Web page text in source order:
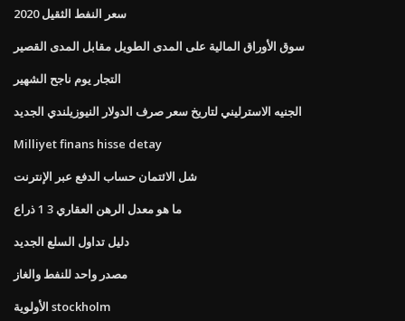
سعر النفط الثقيل 2020
سوق الأوراق المالية على المدى الطويل مقابل المدى القصير
التجار يوم ناجح الشهير
الجنيه الاسترليني لتاريخ سعر صرف الدولار النيوزيلندي الجديد
Milliyet finans hisse detay
شل الائتمان حساب الدفع عبر الإنترنت
ما هو معدل الرهن العقاري 3 1 ذراع
دليل تداول السلع الجديد
مصدر واحد للنفط والغاز
الأولوية stockholm